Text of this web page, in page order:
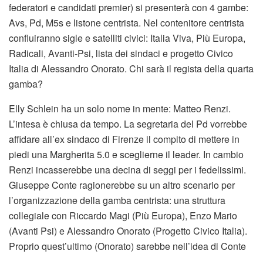
federatori e candidati premier) si presenterà con 4 gambe:
Avs, Pd, M5s e listone centrista. Nel contenitore centrista
confluiranno sigle e satelliti civici: Italia Viva, Più Europa,
Radicali, Avanti-Psi, lista dei sindaci e progetto Civico
Italia di Alessandro Onorato. Chi sarà il regista della quarta
gamba?
Elly Schlein ha un solo nome in mente: Matteo Renzi.
L’intesa è chiusa da tempo. La segretaria del Pd vorrebbe
affidare all’ex sindaco di Firenze il compito di mettere in
piedi una Margherita 5.0 e sceglierne il leader. In cambio
Renzi incasserebbe una decina di seggi per i fedelissimi.
Giuseppe Conte ragionerebbe su un altro scenario per
l’organizzazione della gamba centrista: una struttura
collegiale con Riccardo Magi (Più Europa), Enzo Mario
(Avanti Psi) e Alessandro Onorato (Progetto Civico Italia).
Proprio quest’ultimo (Onorato) sarebbe nell’idea di Conte